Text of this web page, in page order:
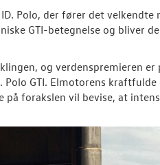
Polo, der fører det
GTI-betegnelse og bliver
og verdenspremieren
Polo GTI. Elmotorens
forakslen vil bevise, at